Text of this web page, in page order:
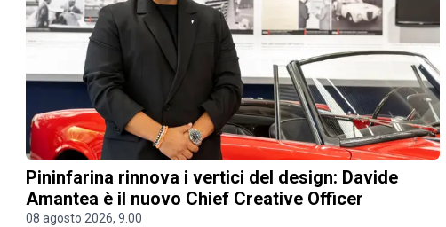
Pininfarina rinnova i vertici del design: Davide
Amantea è il nuovo Chief Creative Officer
08 agosto 2026, 9.00